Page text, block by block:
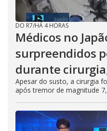
DO R7/HÁ 4 HORAS
Médicos no
surpreendidos
durante
Apesar do susto, a cirurgia
após tremor de magnitude